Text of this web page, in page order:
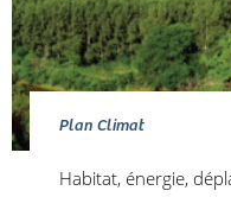
Plan Climat
Habitat, énergie,